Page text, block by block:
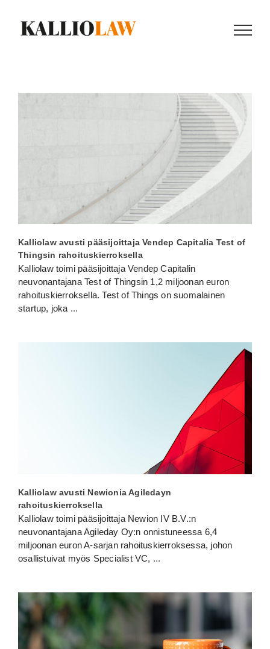
content
Kalliolaw avusti pääsijoittaja Vendep Capitalia Test of
Thingsin rahoituskierroksella
Kalliolaw toimi pääsijoittaja Vendep Capitalin
neuvonantajana Test of Thingsin 1,2 miljoonan euron
rahoituskierroksella. Test of Things on suomalainen
startup, joka ...
Kalliolaw avusti Newionia Agiledayn
rahoituskierroksella
Kalliolaw toimi pääsijoittaja Newion IV B.V.:n
neuvonantajana Agileday Oy:n onnistuneessa 6,4
miljoonan euron A-sarjan rahoituskierroksessa, johon
osallistuivat myös Specialist VC, ...